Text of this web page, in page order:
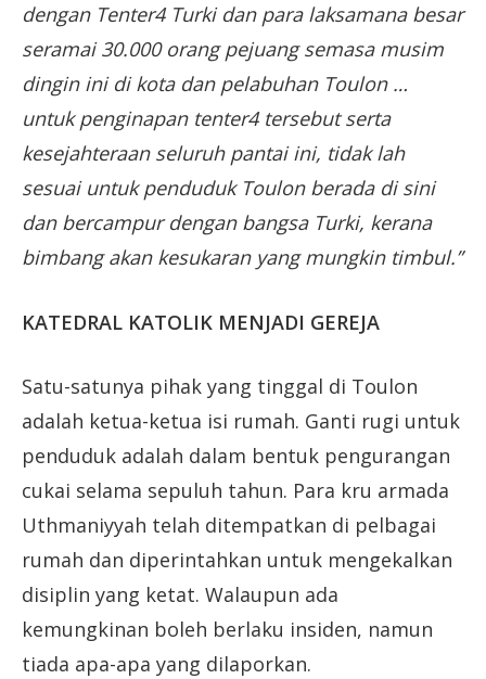
dengan Tenter4 Turki dan para laksamana besar
seramai 30.000 orang pejuang semasa musim
dingin ini di kota dan pelabuhan Toulon …
untuk penginapan tenter4 tersebut serta
kesejahteraan seluruh pantai ini, tidak lah
sesuai untuk penduduk Toulon berada di sini
dan bercampur dengan bangsa Turki, kerana
bimbang akan kesukaran yang mungkin timbul.”
KATEDRAL KATOLIK MENJADI GEREJA
Satu-satunya pihak yang tinggal di Toulon
adalah ketua-ketua isi rumah. Ganti rugi untuk
penduduk adalah dalam bentuk pengurangan
cukai selama sepuluh tahun. Para kru armada
Uthmaniyyah telah ditempatkan di pelbagai
rumah dan diperintahkan untuk mengekalkan
disiplin yang ketat. Walaupun ada
kemungkinan boleh berlaku insiden, namun
tiada apa-apa yang dilaporkan.